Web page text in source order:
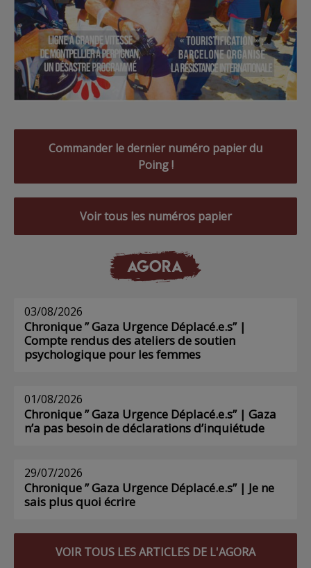
Commander le dernier numéro papier du
Poing !
Voir tous les numéros papier
AGORA
03/08/2026
Chronique ” Gaza Urgence Déplacé.e.s” |
Compte rendus des ateliers de soutien
psychologique pour les femmes
01/08/2026
Chronique ” Gaza Urgence Déplacé.e.s” | Gaza
n’a pas besoin de déclarations d’inquiétude
29/07/2026
Chronique ” Gaza Urgence Déplacé.e.s” | Je ne
sais plus quoi écrire
VOIR TOUS LES ARTICLES DE L'AGORA